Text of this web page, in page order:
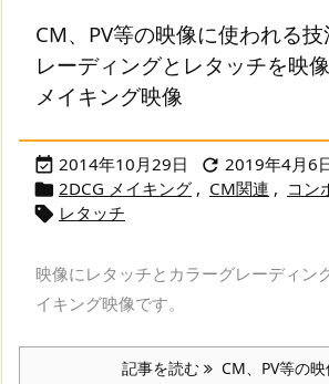
CM、PV等の映像に使われる
レーディングとレタッチを映
メイキング映像
 2014年10月29日  2019年4月6
 2DCG メイキング , CM関連 , コン
 レタッチ
映像にレタッチとカラーグレーディン
イキング映像です。
記事を読む CM、PV等の